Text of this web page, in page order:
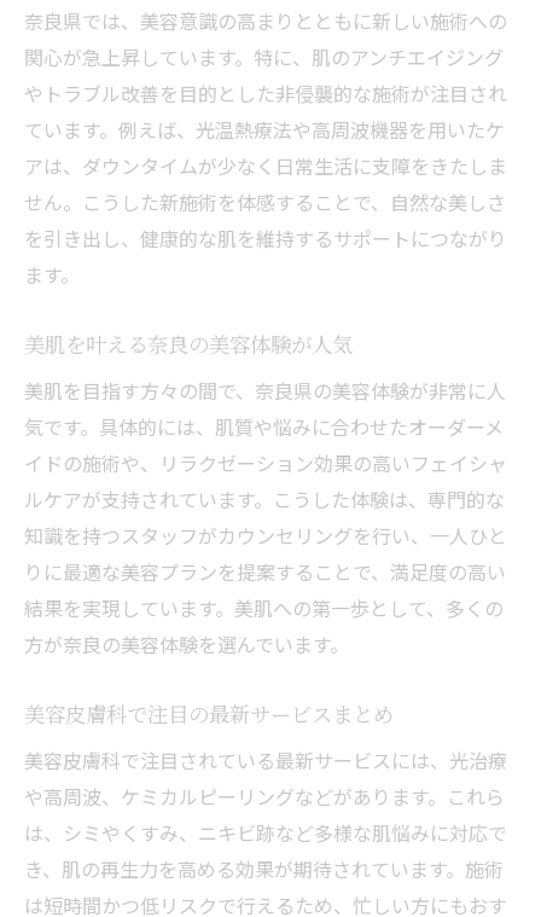
奈良県では、美容意識の高まりとともに新しい施術への
関心が急上昇しています。特に、肌のアンチエイジング
やトラブル改善を目的とした非侵襲的な施術が注目され
ています。例えば、光温熱療法や高周波機器を用いたケ
アは、ダウンタイムが少なく日常生活に支障をきたしま
せん。こうした新施術を体感することで、自然な美しさ
を引き出し、健康的な肌を維持するサポートにつながり
ます。
美肌を叶える奈良の美容体験が人気
美肌を目指す方々の間で、奈良県の美容体験が非常に人
気です。具体的には、肌質や悩みに合わせたオーダーメ
イドの施術や、リラクゼーション効果の高いフェイシャ
ルケアが支持されています。こうした体験は、専門的な
知識を持つスタッフがカウンセリングを行い、一人ひと
りに最適な美容プランを提案することで、満足度の高い
結果を実現しています。美肌への第一歩として、多くの
方が奈良の美容体験を選んでいます。
美容皮膚科で注目の最新サービスまとめ
美容皮膚科で注目されている最新サービスには、光治療
や高周波、ケミカルピーリングなどがあります。これら
は、シミやくすみ、ニキビ跡など多様な肌悩みに対応で
き、肌の再生力を高める効果が期待されています。施術
は短時間かつ低リスクで行えるため、忙しい方にもおす